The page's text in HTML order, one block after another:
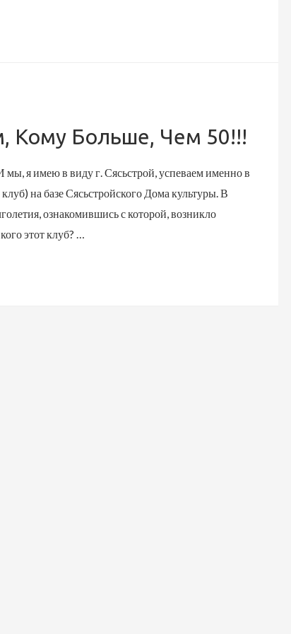
Кому Больше, Чем 50!!!
я имею в виду г. Сясьстрой, успеваем именно в
на базе Сясьстройского Дома культуры. В
ознакомившись с которой, возникло
этот клуб? …